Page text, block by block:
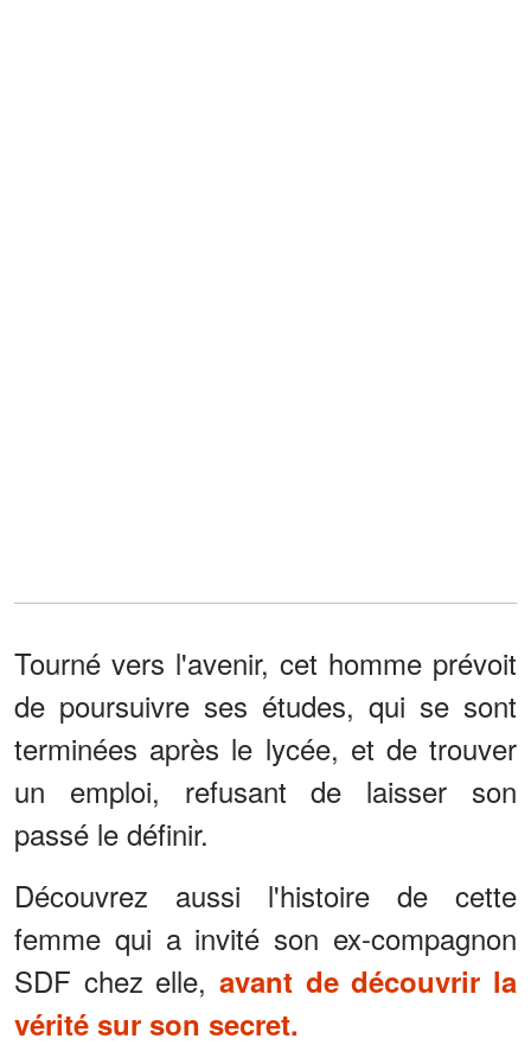
Tourné vers l'avenir, cet homme prévoit
de poursuivre ses études, qui se sont
terminées après le lycée, et de trouver
un emploi, refusant de laisser son
passé le définir.
Découvrez aussi l'histoire de cette
femme qui a invité son ex-compagnon
SDF chez elle, avant de découvrir la
vérité sur son secret.